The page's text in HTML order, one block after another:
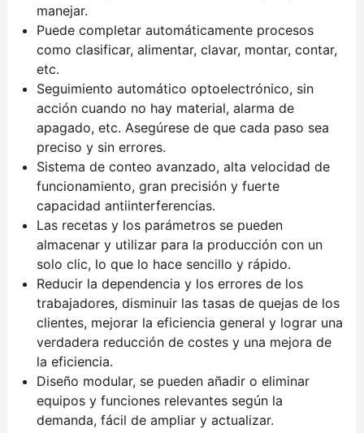
manejar.
Puede completar automáticamente procesos
como clasificar, alimentar, clavar, montar, contar,
etc.
Seguimiento automático optoelectrónico, sin
acción cuando no hay material, alarma de
apagado, etc. Asegúrese de que cada paso sea
preciso y sin errores.
Sistema de conteo avanzado, alta velocidad de
funcionamiento, gran precisión y fuerte
capacidad antiinterferencias.
Las recetas y los parámetros se pueden
almacenar y utilizar para la producción con un
solo clic, lo que lo hace sencillo y rápido.
Reducir la dependencia y los errores de los
trabajadores, disminuir las tasas de quejas de los
clientes, mejorar la eficiencia general y lograr una
verdadera reducción de costes y una mejora de
la eficiencia.
Diseño modular, se pueden añadir o eliminar
equipos y funciones relevantes según la
demanda, fácil de ampliar y actualizar.